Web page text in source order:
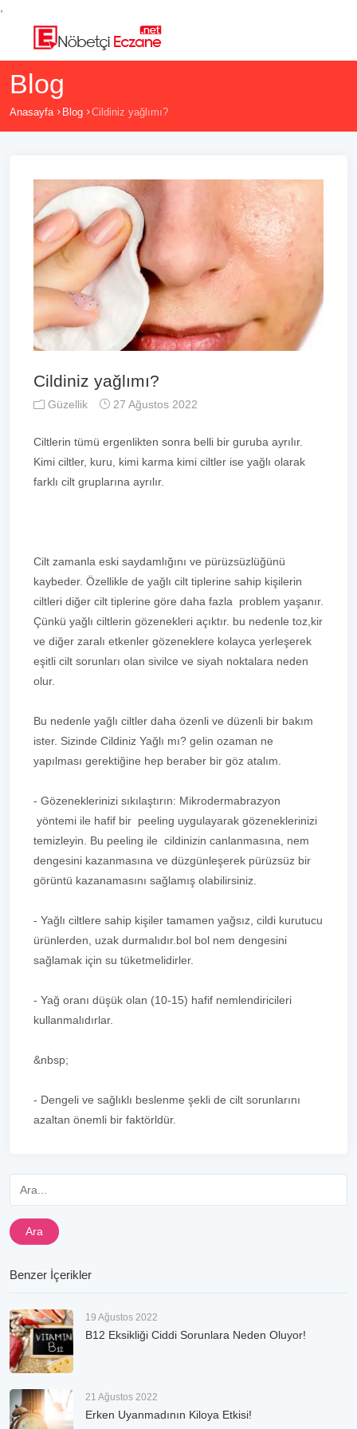
Blog
Anasayfa Blog Cildiniz yağlımı?
Cildiniz yağlımı?
Güzellik 27 Ağustos 2022
Ciltlerin tümü ergenlikten sonra belli bir guruba ayrılır.
Kimi ciltler, kuru, kimi karma kimi ciltler ise yağlı olarak
farklı cilt gruplarına ayrılır.
Cilt zamanla eski saydamlığını ve pürüzsüzlüğünü
kaybeder. Özellikle de yağlı cilt tiplerine sahip kişilerin
ciltleri diğer cilt tiplerine göre daha fazla problem yaşanır.
Çünkü yağlı ciltlerin gözenekleri açıktır. bu nedenle toz,kir
ve diğer zaralı etkenler gözeneklere kolayca yerleşerek
eşitli cilt sorunları olan sivilce ve siyah noktalara neden
olur.
Bu nedenle yağlı ciltler daha özenli ve düzenli bir bakım
ister. Sizinde Cildiniz Yağlı mı? gelin ozaman ne
yapılması gerektiğine hep beraber bir göz atalım.
- Gözeneklerinizi sıkılaştırın: Mikrodermabrazyon
yöntemi ile hafif bir peeling uygulayarak gözeneklerinizi
temizleyin. Bu peeling ile cildinizin canlanmasına, nem
dengesini kazanmasına ve düzgünleşerek pürüzsüz bir
görüntü kazanamasını sağlamış olabilirsiniz.
- Yağlı ciltlere sahip kişiler tamamen yağsız, cildi kurutucu
ürünlerden, uzak durmalıdır.bol bol nem dengesini
sağlamak için su tüketmelidirler.
- Yağ oranı düşük olan (10-15) hafif nemlendiricileri
kullanmalıdırlar.
&nbsp;
- Dengeli ve sağlıklı beslenme şekli de cilt sorunlarını
azaltan önemli bir faktörldür.
Ara
Benzer İçerikler
19 Ağustos 2022
B12 Eksikliği Ciddi Sorunlara Neden Oluyor!
21 Ağustos 2022
Erken Uyanmadının Kiloya Etkisi!